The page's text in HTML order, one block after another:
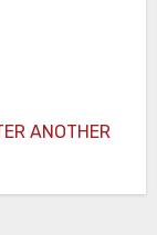
ANOTHER